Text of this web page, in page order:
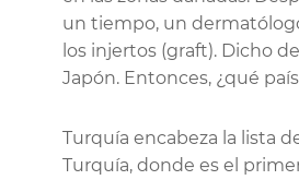
un tiempo, un
los injertos (graft). Dicho
Japón. Entonces, ¿qué
Turquía encabeza la lista
Turquía, donde es el